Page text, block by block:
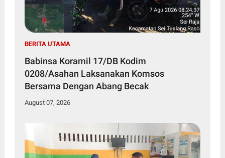
BERITA UTAMA
Babinsa Koramil 17/DB Kodim
0208/Asahan Laksanakan Komsos
Bersama Dengan Abang Becak
August 07, 2026